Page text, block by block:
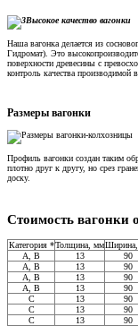
Высокое качество вагонки
Наша вагонка делается из
Гидромат). Это
поверхности древесины с
контроль качества производимой
Размеры вагонки
Профиль вагонки создан таким
плотно друг к другу, но срез
доску.
Стоимость вагонки
Категория *Толщина, мм
A, В
13 90
A, В
13 90
A, В
13 90
A, В
13 90
C
13 90
С
13 90
C
13 90